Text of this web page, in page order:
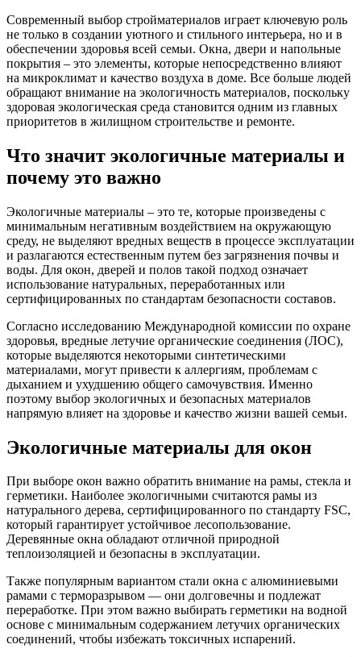
Современный выбор стройматериалов играет ключевую роль
не только в создании уютного и стильного интерьера, но и в
обеспечении здоровья всей семьи. Окна, двери и напольные
покрытия – это элементы, которые непосредственно влияют
на микроклимат и качество воздуха в доме. Все больше людей
обращают внимание на экологичность материалов, поскольку
здоровая экологическая среда становится одним из главных
приоритетов в жилищном строительстве и ремонте.
Что значит экологичные материалы и
почему это важно
Экологичные материалы – это те, которые произведены с
минимальным негативным воздействием на окружающую
среду, не выделяют вредных веществ в процессе эксплуатации
и разлагаются естественным путем без загрязнения почвы и
воды. Для окон, дверей и полов такой подход означает
использование натуральных, переработанных или
сертифицированных по стандартам безопасности составов.
Согласно исследованию Международной комиссии по охране
здоровья, вредные летучие органические соединения (ЛОС),
которые выделяются некоторыми синтетическими
материалами, могут привести к аллергиям, проблемам с
дыханием и ухудшению общего самочувствия. Именно
поэтому выбор экологичных и безопасных материалов
напрямую влияет на здоровье и качество жизни вашей семьи.
Экологичные материалы для окон
При выборе окон важно обратить внимание на рамы, стекла и
герметики. Наиболее экологичными считаются рамы из
натурального дерева, сертифицированного по стандарту FSC,
который гарантирует устойчивое лесопользование.
Деревянные окна обладают отличной природной
теплоизоляцией и безопасны в эксплуатации.
Также популярным вариантом стали окна с алюминиевыми
рамами с терморазрывом — они долговечны и подлежат
переработке. При этом важно выбирать герметики на водной
основе с минимальным содержанием летучих органических
соединений, чтобы избежать токсичных испарений.